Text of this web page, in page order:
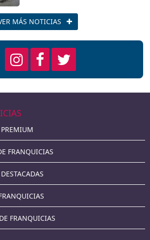
grandes cadenas, comienza su
expansión por franquicia.
MÁS NOTICIAS
FRANQUICIAS
FRANQUICIAS